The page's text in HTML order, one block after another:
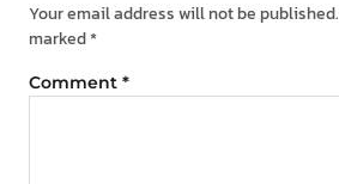
Your email address will not be published.
marked*
Comment *